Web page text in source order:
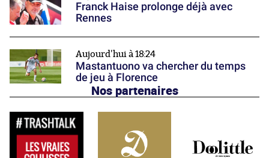
Franck Haise prolonge déjà avec
Rennes
Aujourd'hui à 18:24
Mastantuono va chercher du temps
de jeu à Florence
Nos partenaires